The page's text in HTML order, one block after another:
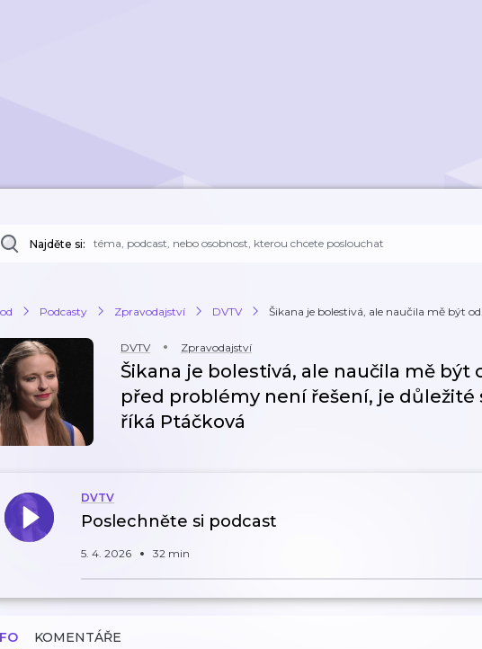
Najděte si:
Podcasty Zpravodajství DVTV Šikana je bolestivá, ale naučila mě být od...
DVTV Zpravodajství
Šikana je bolestivá, ale naučila mě být
před problémy není řešení, je
říká Ptáčková
DVTV
Poslechněte si podcast
5. 4. 2026 32 min
KOMENTÁŘE